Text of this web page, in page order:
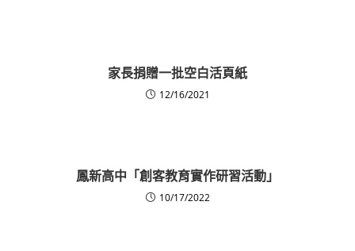
家長捐贈一批空白活頁紙
12/16/2021
鳳新高中「創客教育實作研習活動」
10/17/2022